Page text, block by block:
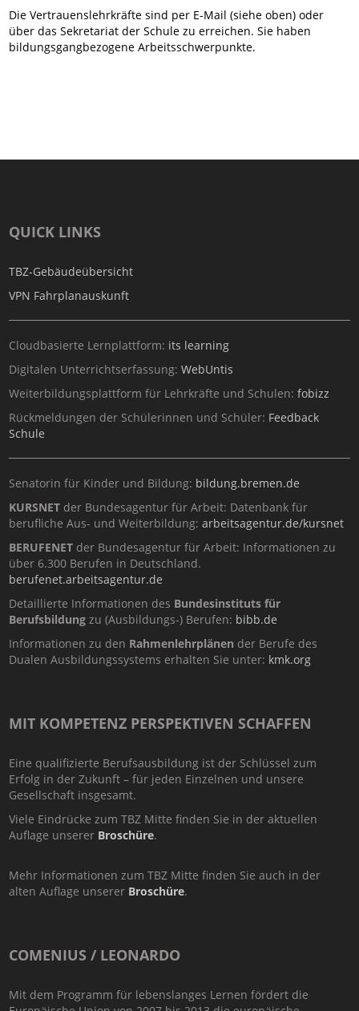
Die Vertrauenslehrkräfte sind per E-Mail (siehe oben) oder
über das Sekretariat der Schule zu erreichen. Sie haben
bildungsgangbezogene Arbeitsschwerpunkte.
QUICK LINKS
TBZ-Gebäudeübersicht
VPN Fahrplanauskunft
Cloudbasierte Lernplattform: its learning
Digitalen Unterrichtserfassung:WebUntis
Weiterbildungsplattform für Lehrkräfte und Schulen:fobizz
Rückmeldungen der Schülerinnen und Schüler: Feedback
Schule
Senatorin für Kinder und Bildung: bildung.bremen.de
KURSNET der Bundesagentur für Arbeit: Datenbank für
berufliche Aus- und Weiterbildung:arbeitsagentur.de/kursnet
BERUFENET der Bundesagentur für Arbeit: Informationen zu
über 6.300 Berufen in Deutschland.
berufenet.arbeitsagentur.de
Detaillierte Informationen des Bundesinstituts für
Berufsbildungzu (Ausbildungs-) Berufen: bibb.de
Informationen zu den Rahmenlehrplänen der Berufe des
Dualen Ausbildungssystems erhalten Sie unter: kmk.org
MIT KOMPETENZ PERSPEKTIVEN SCHAFFEN
Eine qualifizierte Berufsausbildung ist der Schlüssel zum
Erfolg in der Zukunft – für jeden Einzelnen und unsere
Gesellschaft insgesamt.
Viele Eindrücke zum TBZ Mitte finden Sie in der aktuellen
Auflage unserer Broschüre.
Mehr Informationen zum TBZ Mitte finden Sie auch in der
alten Auflage unserer Broschüre.
COMENIUS / LEONARDO
Mit dem Programm für lebenslanges Lernen fördert die